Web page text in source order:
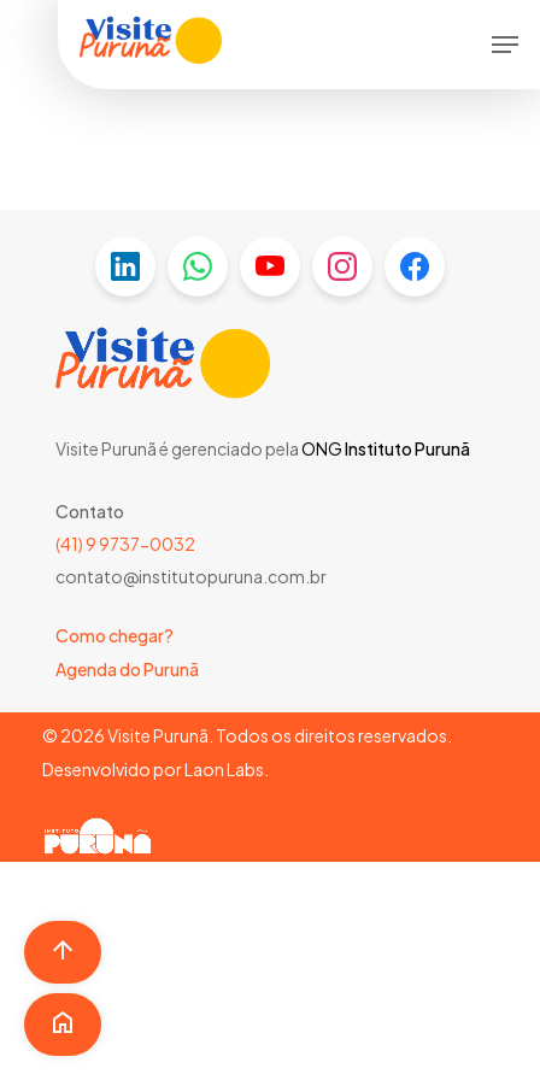
Visite Purunã é gerenciado pelaONGInstituto Purunã
Contato
(41) 9 9737-0032
contato@institutopuruna.com.br
Como chegar?
Agenda do Purunã
© 2026Visite Purunã. Todos os direitos reservados.
Desenvolvido porLaon Labs